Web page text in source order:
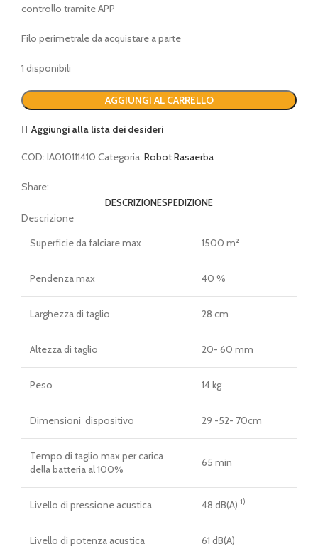
controllo tramite APP
Filo perimetrale da acquistare a parte
1 disponibili
STIHL
robot
prato
5
filo)
AGGIUNGI AL CARRELLO
Aggiungi alla lista dei desideri
COD: IA010111410 Categoria: Robot Rasaerba
Share:
DESCRIZIONESPEDIZIONE
Descrizione
Superficie da falciare max
1500 m²
Pendenza max 40 %
Larghezza di taglio 28 cm
Altezza di taglio 20- 60 mm
Peso 14 kg
Dimensioni dispositivo 29 -52- 70cm
Tempo di taglio max per carica
della batteria al 100%
65 min
Livello di pressione acustica 48 dB(A) 1)
Livello di potenza acustica 61 dB(A)